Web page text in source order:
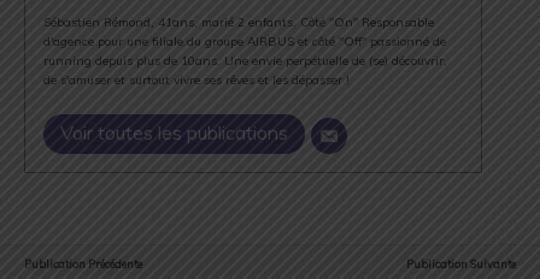
Sébastien Rémond, 41ans, marié 2 enfants. Côté "On" Responsable
d'agence pour une filiale du groupe AIRBUS et côté "Off" passionné de
running depuis plus de 10ans. Une envie perpétuelle de (se) découvrir,
de s'amuser et surtout vivre ses rêves et les dépasser !
Voir toutes les publications
Publication Précédente
Publication Suivante